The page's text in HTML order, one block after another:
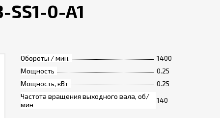
0-A1
Обороты / мин.
1400
Мощность
0.25
Мощность, кВт
0.25
Частота вращения выходного вала, об/
мин
140